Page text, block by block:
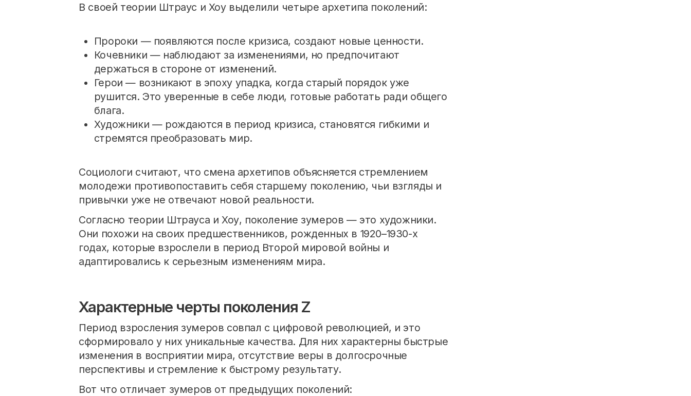
В своей теории Штраус и Хоу выделили четыре архетипа поколений:
Пророки — появляются после кризиса, создают новые ценности.
Кочевники — наблюдают за изменениями, но предпочитают
держаться в стороне от изменений.
Герои — возникают в эпоху упадка, когда старый порядок уже
рушится. Это уверенные в себе люди, готовые работать ради общего
блага.
Художники — рождаются в период кризиса, становятся гибкими и
стремятся преобразовать мир.
Социологи считают, что смена архетипов объясняется стремлением
молодежи противопоставить себя старшему поколению, чьи взгляды и
привычки уже не отвечают новой реальности.
Согласно теории Штрауса и Хоу, поколение зумеров — это художники.
Они похожи на своих предшественников, рожденных в 1920–1930-х
годах, которые взрослели в период Второй мировой войны и
адаптировались к серьезным изменениям мира.
Характерные черты поколения Z
Период взросления зумеров совпал с цифровой революцией, и это
сформировало у них уникальные качества. Для них характерны быстрые
изменения в восприятии мира, отсутствие веры в долгосрочные
перспективы и стремление к быстрому результату.
Вот что отличает зумеров от предыдущих поколений: